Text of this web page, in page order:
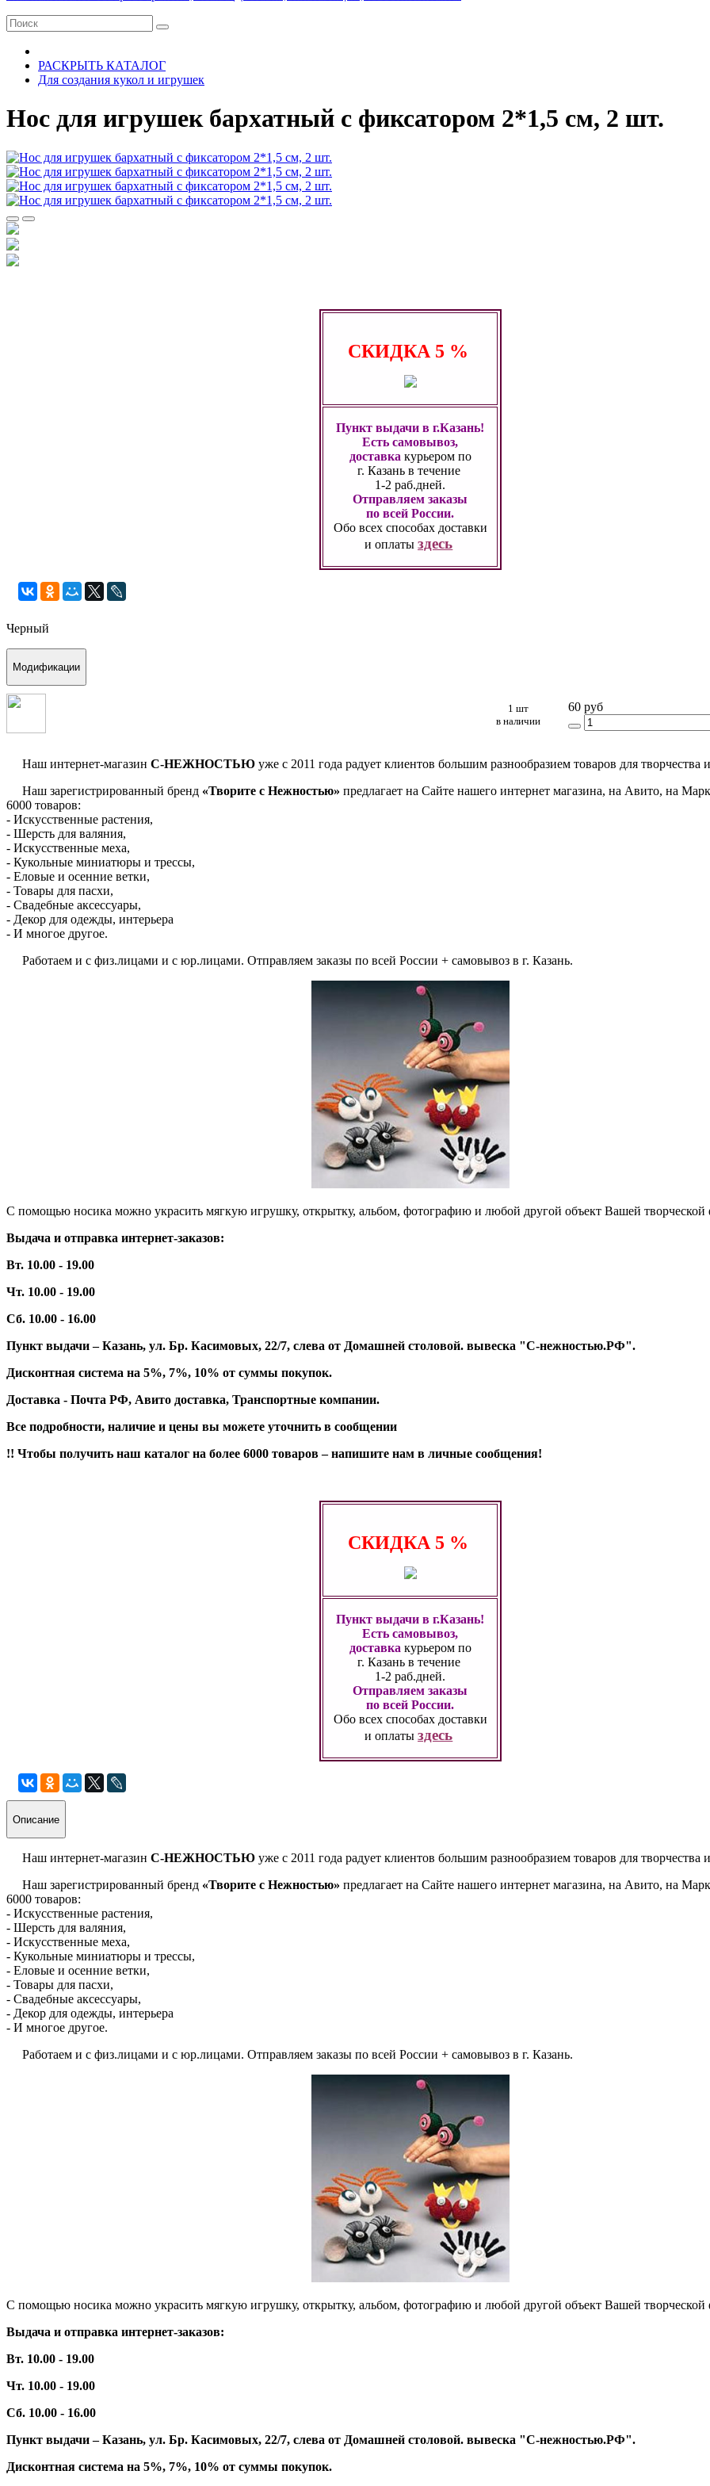
РАСКРЫТЬ КАТАЛОГ
Для создания кукол и игрушек
Нос для игрушек бархатный с фиксатором 2*1,5 см, 2 шт.
СКИДКА 5 %
Пункт выдачи в г.Казань!
Есть самовывоз,
доставка курьером по
г. Казань в течение
1-2 раб.дней.
Отправляем заказы
по всей России.
Обо всех способах доставки
и оплатыздесь
Черный
Модификации
1 шт
в наличии
60 руб
Наш интернет-магазин С-НЕЖНОСТЬЮ уже с 2011 года радует клиентов большим разнообразием товаров для творчества
Наш зарегистрированный бренд «Творите с Нежностью» предлагает на Сайте нашего интернет магазина, на Авито, на
6000 товаров:
- Искусственные растения,
- Шерсть для валяния,
- Искусственные меха,
- Кукольные миниатюры и трессы,
- Еловые и осенние ветки,
- Товары для пасхи,
- Свадебные аксессуары,
- Декор для одежды, интерьера
- И многое другое.
Работаем и с физ.лицами и с юр.лицами. Отправляем заказы по всей России + самовывоз в г. Казань.
С помощью носика можно украсить мягкую игрушку, открытку, альбом, фотографию и любой другой объект Вашей творческой
Выдача и отправка интернет-заказов:
Вт. 10.00 - 19.00
Чт. 10.00 - 19.00
Сб. 10.00 - 16.00
Пункт выдачи – Казань, ул. Бр. Касимовых, 22/7, слева от Домашней столовой. вывеска "С-нежностью.РФ".
Дисконтная система на 5%, 7%, 10% от суммы покупок.
Доставка - Почта РФ, Авито доставка, Транспортные компании.
Все подробности, наличие и цены вы можете уточнить в сообщении
!! Чтобы получить наш каталог на более 6000 товаров – напишите нам в личные сообщения!
СКИДКА 5 %
Пункт выдачи в г.Казань!
Есть самовывоз,
доставка курьером по
г. Казань в течение
1-2 раб.дней.
Отправляем заказы
по всей России.
Обо всех способах доставки
и оплатыздесь
Описание
Наш интернет-магазин С-НЕЖНОСТЬЮ уже с 2011 года радует клиентов большим разнообразием товаров для творчества
Наш зарегистрированный бренд «Творите с Нежностью» предлагает на Сайте нашего интернет магазина, на Авито, на
6000 товаров:
- Искусственные растения,
- Шерсть для валяния,
- Искусственные меха,
- Кукольные миниатюры и трессы,
- Еловые и осенние ветки,
- Товары для пасхи,
- Свадебные аксессуары,
- Декор для одежды, интерьера
- И многое другое.
Работаем и с физ.лицами и с юр.лицами. Отправляем заказы по всей России + самовывоз в г. Казань.
С помощью носика можно украсить мягкую игрушку, открытку, альбом, фотографию и любой другой объект Вашей творческой
Выдача и отправка интернет-заказов:
Вт. 10.00 - 19.00
Чт. 10.00 - 19.00
Сб. 10.00 - 16.00
Пункт выдачи – Казань, ул. Бр. Касимовых, 22/7, слева от Домашней столовой. вывеска "С-нежностью.РФ".
Дисконтная система на 5%, 7%, 10% от суммы покупок.